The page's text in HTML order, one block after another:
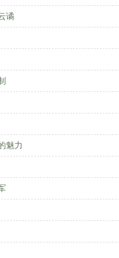
谲
魅力